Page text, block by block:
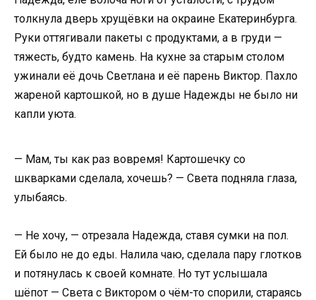
толкнула дверь хрущёвки на окраине Екатеринбурга.
Руки оттягивали пакеты с продуктами, а в груди —
тяжесть, будто камень. На кухне за старым столом
ужинали её дочь Светлана и её парень Виктор. Пахло
жареной картошкой, но в душе Надежды не было ни
капли уюта.
— Мам, ты как раз вовремя! Картошечку со
шкварками сделала, хочешь? — Света подняла глаза,
улыбаясь.
— Не хочу, — отрезала Надежда, ставя сумки на пол.
Ей было не до еды. Налила чаю, сделала пару глотков
и потянулась к своей комнате. Но тут услышала
шёпот — Света с Виктором о чём-то спорили, стараясь